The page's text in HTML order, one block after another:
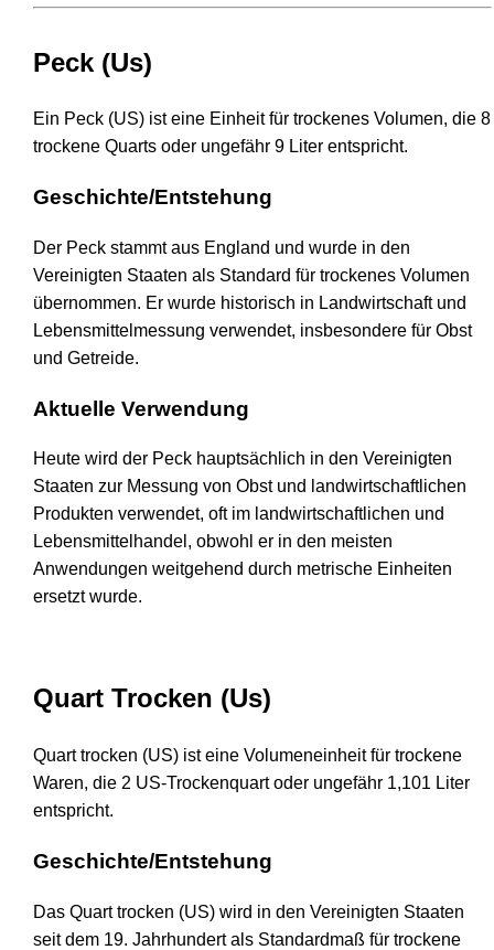
Peck (Us)
Ein Peck (US) ist eine Einheit für trockenes Volumen, die 8
trockene Quarts oder ungefähr 9 Liter entspricht.
Geschichte/Entstehung
Der Peck stammt aus England und wurde in den
Vereinigten Staaten als Standard für trockenes Volumen
übernommen. Er wurde historisch in Landwirtschaft und
Lebensmittelmessung verwendet, insbesondere für Obst
und Getreide.
Aktuelle Verwendung
Heute wird der Peck hauptsächlich in den Vereinigten
Staaten zur Messung von Obst und landwirtschaftlichen
Produkten verwendet, oft im landwirtschaftlichen und
Lebensmittelhandel, obwohl er in den meisten
Anwendungen weitgehend durch metrische Einheiten
ersetzt wurde.
Quart Trocken (Us)
Quart trocken (US) ist eine Volumeneinheit für trockene
Waren, die 2 US-Trockenquart oder ungefähr 1,101 Liter
entspricht.
Geschichte/Entstehung
Das Quart trocken (US) wird in den Vereinigten Staaten
seit dem 19. Jahrhundert als Standardmaß für trockene